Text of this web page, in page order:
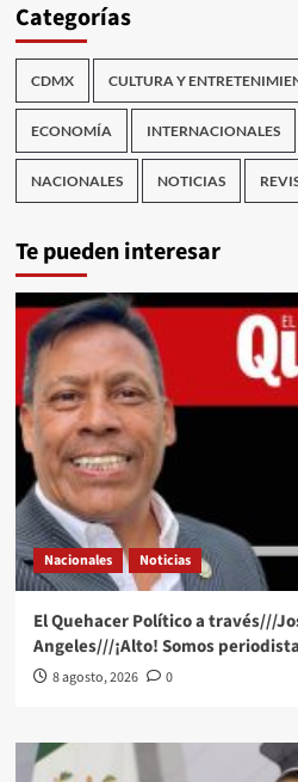
Categorías
CDMX CULTURA Y
ECONOMÍA INTERNACIONALES
NACIONALES NOTICIAS
Te pueden interesar
Nacionales Noticias
El Quehacer Político a través///
Angeles///¡Alto! Somos
8 agosto, 2026 0